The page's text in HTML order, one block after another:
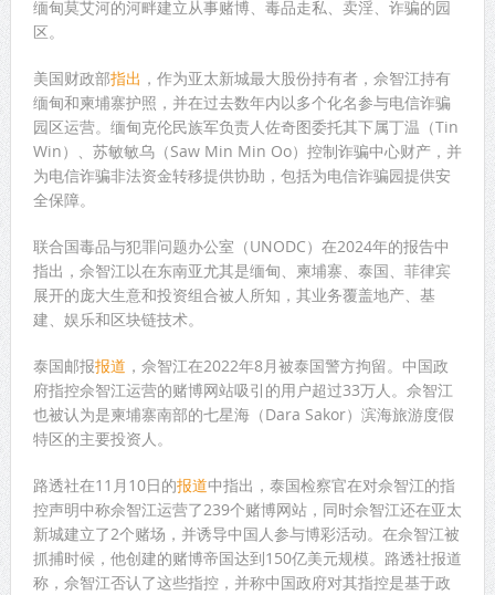
缅甸莫艾河的河畔建立从事赌博、毒品走私、卖淫、诈骗的园
区。
美国财政部指出 ，作为亚太新城最大股份持有者，佘智江持有
缅甸和柬埔寨护照，并在过去数年内以多个化名参与电信诈骗
园区运营。缅甸克伦民族军负责人佐奇图委托其下属丁温（Tin
Win）、苏敏敏乌（Saw Min Min Oo）控制诈骗中心财产，并
为电信诈骗非法资金转移提供协助，包括为电信诈骗园提供安
全保障。
联合国毒品与犯罪问题办公室（UNODC）在2024年的报告中
指出，佘智江以在东南亚尤其是缅甸、柬埔寨、泰国、菲律宾
展开的庞大生意和投资组合被人所知，其业务覆盖地产、基
建、娱乐和区块链技术。
泰国邮报报道 ，佘智江在2022年8月被泰国警方拘留。中国政
府指控佘智江运营的赌博网站吸引的用户超过33万人。佘智江
也被认为是柬埔寨南部的七星海（Dara Sakor）滨海旅游度假
特区的主要投资人。
路透社在11月10日的报道中指出，泰国检察官在对佘智江的指
控声明中称佘智江运营了239个赌博网站，同时佘智江还在亚太
新城建立了2个赌场，并诱导中国人参与博彩活动。在佘智江被
抓捕时候，他创建的赌博帝国达到150亿美元规模。路透社报道
称，佘智江否认了这些指控，并称中国政府对其指控是基于政